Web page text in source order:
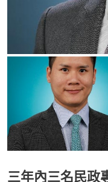
三年內三名民政